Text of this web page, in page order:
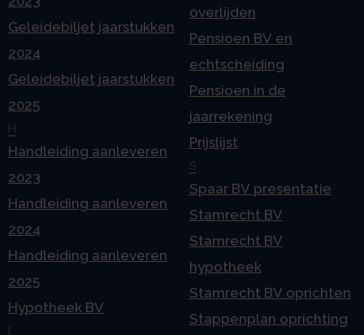
Geleidebiljet jaarstukken
2024
Geleidebiljet jaarstukken
2025
H
Handleiding aanleveren
2023
Handleiding aanleveren
2024
Handleiding aanleveren
2025
Hypotheek BV
overlijden
Pensioen BV en
echtscheiding
Pensioen in de
jaarrekening
Prijslijst
S
Spaar BV presentatie
Stamrecht BV
Stamrecht BV
hypotheek
Stamrecht BV oprichten
Stappenplan oprichting